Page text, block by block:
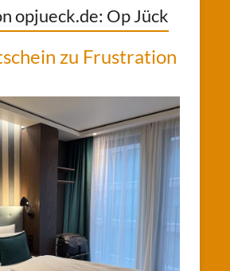
opjueck.de: Op Jück
zu Frustration